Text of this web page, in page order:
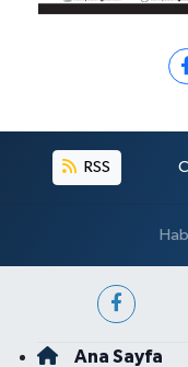
RSS
Ana Sayfa